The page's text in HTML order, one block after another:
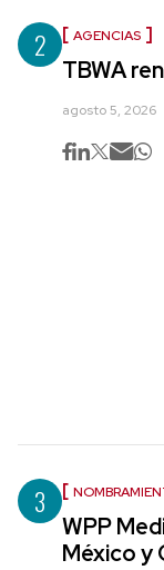
2 AGENCIAS
TBWA
agosto 5, 2026
3
WPP
México y